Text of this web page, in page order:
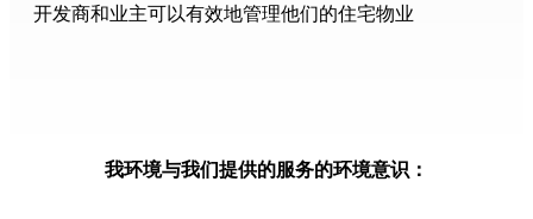
开发商和业主可以有效地管理他们的住宅物业
我环境与我们提供的服务的环境意识：